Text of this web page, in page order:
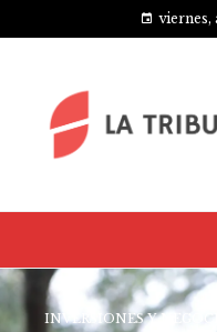
viernes,
INVERSIONES Y